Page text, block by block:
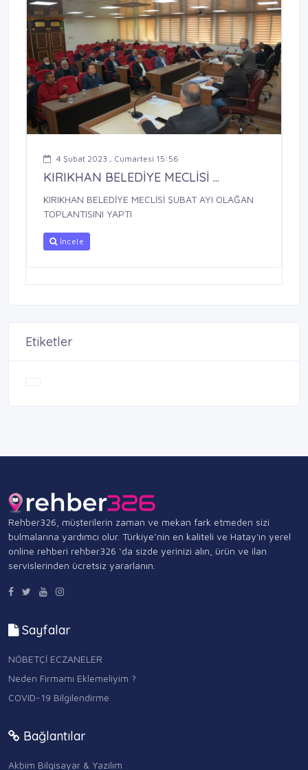
4 Şubat 2023 , Cumartesi 15:56
KIRIKHAN BELEDİYE MECLİSİ ...
KIRIKHAN BELEDİYE MECLİSİ ŞUBAT AYI OLAĞAN
TOPLANTISINI YAPTI
İncele
Etiketler
Rehber326, müşterilerin zaman ve mekan fark etmeden sizi
bulmalarına yardımcı olur. Türkiye’nin en kaliteli ve Hatay'ın yerel
online rehberi rehber326 ‘da sizde yerinizi alın, ürün ve ilan
servislerinden ücretsiz yararlanın.
Sayfalar
NÖBETÇİ ECZANELER
Neden Firmamı Eklemeliyim ?
COVID-19 Bilgilendirme
Bağlantılar
Akbim Bilgisayar & Yazılım